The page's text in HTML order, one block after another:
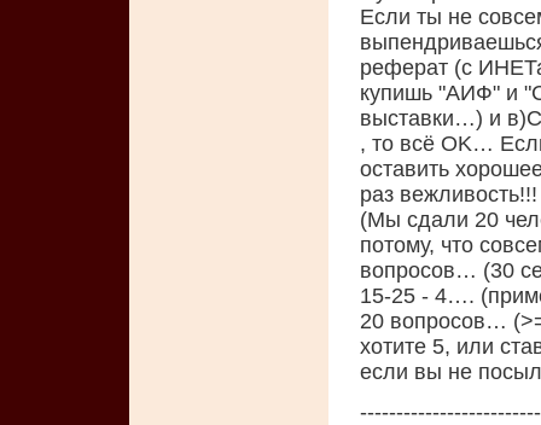
Если ты не
реферат (с
купишь "АИФ" и
выставки…) и
, то всё OK…
оставить
раз
(Мы сдали 20
потому, что
вопросов… (30
15-25 - 4….
20 вопросов…
хотите 5, или
если вы не